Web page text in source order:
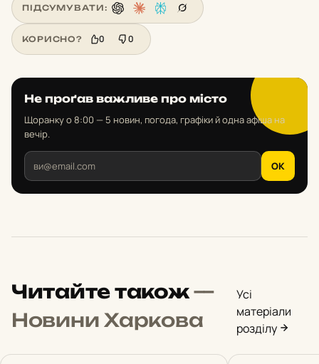
ПІДСУМУВАТИ:
КОРИСНО? 0 0
Не проґав важливе про місто
Щоранку о 8:00 — 5 новин, погода, графіки й одна афіша на
вечір.
OK
Читайте також—
Новини Харкова
Усі
матеріали
розділу